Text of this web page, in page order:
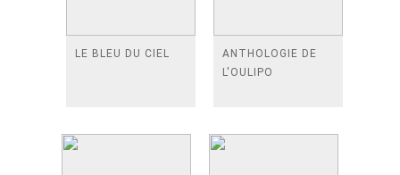
LE BLEU DU CIEL
ANTHOLOGIE DE
L'OULIPO